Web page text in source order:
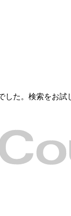
した。検索をお試